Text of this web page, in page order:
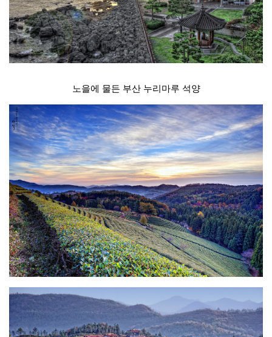
노을에 물든 부산 누리마루 석양